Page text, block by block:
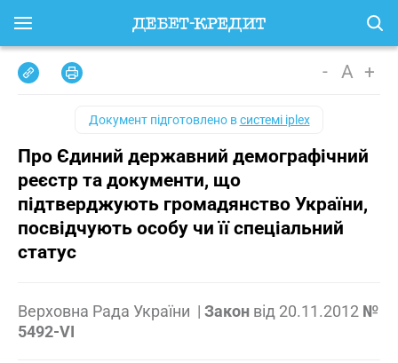
- A +
Документ підготовлено всистемі iplex
Про Єдиний державний демографічний
реєстр та документи, що
підтверджують громадянство України,
посвідчують особу чи її спеціальний
статус
Верховна Рада України | Закон від 20.11.2012 №
5492-VI